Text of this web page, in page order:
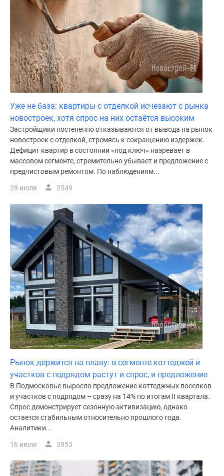
Уже не база: квартиры с отделкой исчезают с рынка
новостроек, хотя спрос на них остаётся высоким
Застройщики постепенно отказываются от вывода на рынок
новостроек с отделкой, стремясь к сокращению издержек.
Дефицит квартир в состоянии «под ключ» назревает в
массовом сегменте, стремительно убывает и предложение с
предчистовым ремонтом. По наблюдениям...
28 июля 2549
Рынок держится на плаву: в сегменте коттеджей и
участков с подрядом растут и спрос, и предложение
В Подмосковье выросло предложение коттеджных поселков
и участков с подрядом – сразу на 14% по итогам II квартала.
Спрос демонстрирует сезонную активизацию, однако
остается стабильным относительно прошлого года.
Аналитики...
16 июля 3953